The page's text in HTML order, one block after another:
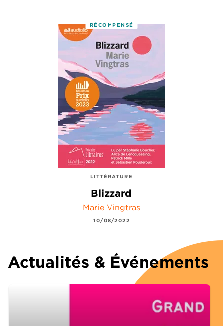
RÉCOMPENSÉ
LITTÉRATURE
Blizzard
Marie Vingtras
10/08/2022
Actualités & Événements